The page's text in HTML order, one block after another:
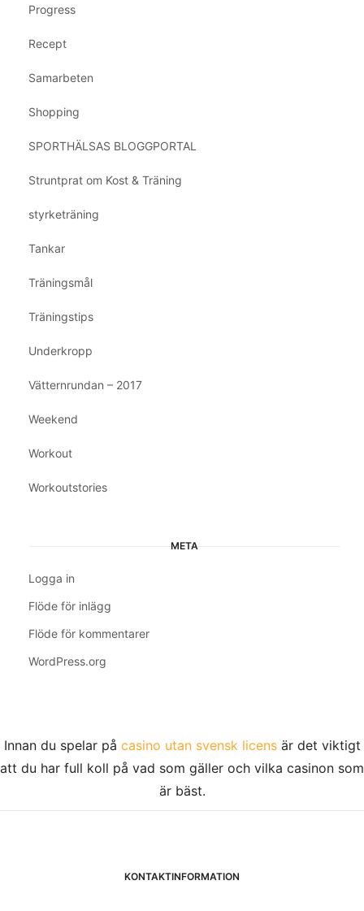
Progress
Recept
Samarbeten
Shopping
SPORTHÄLSAS BLOGGPORTAL
Struntprat om Kost & Träning
styrketräning
Tankar
Träningsmål
Träningstips
Underkropp
Vätternrundan – 2017
Weekend
Workout
Workoutstories
META
Logga in
Flöde för inlägg
Flöde för kommentarer
WordPress.org
Innan du spelar på casino utan svensk licensär det viktigt
att du har full koll på vad som gäller och vilka casinon som
är bäst.
KONTAKTINFORMATION